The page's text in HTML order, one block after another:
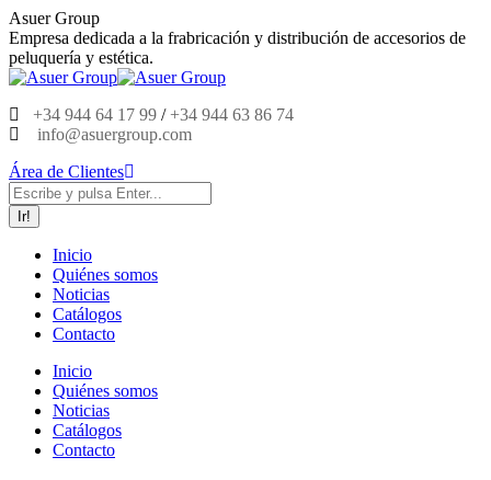
Saltar
al
contenido
Asuer Group
Empresa dedicada a la frabricación y distribución de accesorios de
peluquería y estética.
+34 944 64 17 99 /+34 944 63 86 74
info@asuergroup.com
Área de Clientes
Buscar:
Inicio
Quiénes somos
Noticias
Catálogos
Contacto
Inicio
Quiénes somos
Noticias
Catálogos
Contacto